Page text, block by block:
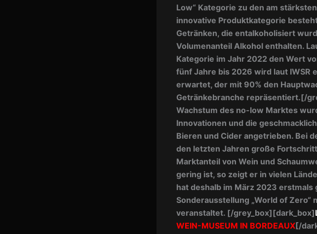
Low“ Kategorie zu den am
innovative Produktkategorie
Getränken, die entalkoholisiert
Volumenanteil Alkohol enthalten.
Kategorie im Jahr 2022 den Wert
fünf Jahre bis 2026 wird laut IWSR
erwartet, der mit 90% den
Getränkebranche repräsentiert.[/
Wachstum des no-low Marktes
Innovationen und die
Bieren und Cider angetrieben. Bei
den letzten Jahren große
Marktanteil von Wein und
gering ist, so zeigt er in vielen
hat deshalb im März 2023
Sonderausstellung „World of
veranstaltet. [/grey_box][dark_box]
WEIN-MUSEUM IN BORDEAUX [/